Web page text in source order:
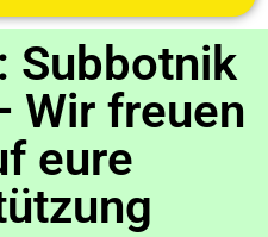
Subbotnik
Wir freuen
eure